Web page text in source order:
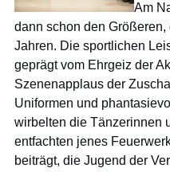
Am
dann schon den
Jahren. Die sportlichen
geprägt vom Ehrgeiz der
Szenenapplaus der
Uniformen und
wirbelten die Tänzerinnen
entfachten jenes
beiträgt, die Jugend der